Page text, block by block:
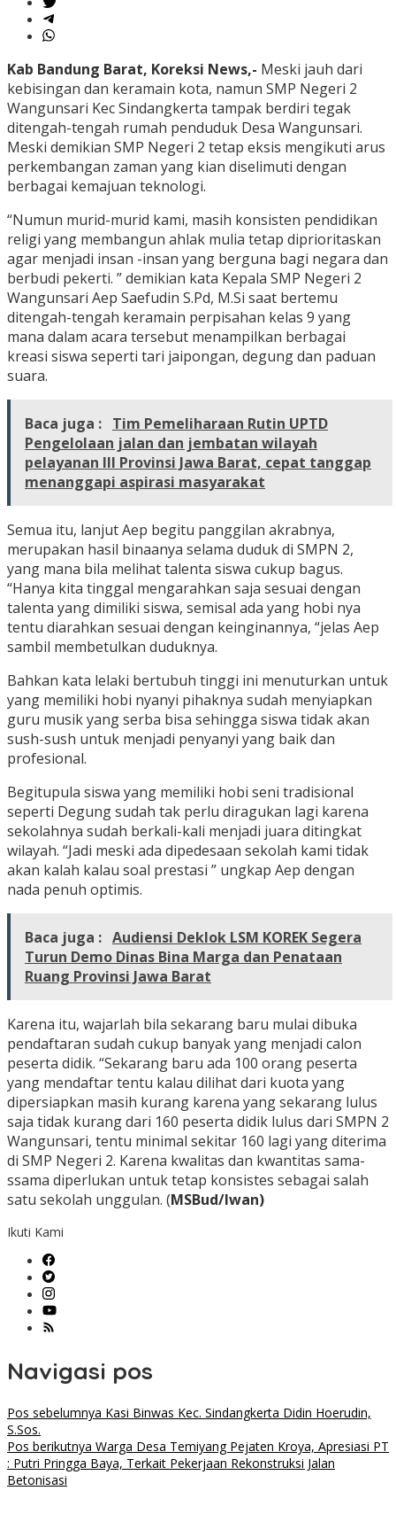
Kab Bandung Barat, Koreksi News,- Meski jauh dari
kebisingan dan keramain kota, namun SMP Negeri 2
Wangunsari Kec Sindangkerta tampak berdiri tegak
ditengah-tengah rumah penduduk Desa Wangunsari.
Meski demikian SMP Negeri 2 tetap eksis mengikuti arus
perkembangan zaman yang kian diselimuti dengan
berbagai kemajuan teknologi.
“Numun murid-murid kami, masih konsisten pendidikan
religi yang membangun ahlak mulia tetap diprioritaskan
agar menjadi insan -insan yang berguna bagi negara dan
berbudi pekerti. ” demikian kata Kepala SMP Negeri 2
Wangunsari Aep Saefudin S.Pd, M.Si saat bertemu
ditengah-tengah keramain perpisahan kelas 9 yang
mana dalam acara tersebut menampilkan berbagai
kreasi siswa seperti tari jaipongan, degung dan paduan
suara.
Baca juga : Tim Pemeliharaan Rutin UPTD
Pengelolaan jalan dan jembatan wilayah
pelayanan III Provinsi Jawa Barat, cepat tanggap
menanggapi aspirasi masyarakat
Semua itu, lanjut Aep begitu panggilan akrabnya,
merupakan hasil binaanya selama duduk di SMPN 2,
yang mana bila melihat talenta siswa cukup bagus.
“Hanya kita tinggal mengarahkan saja sesuai dengan
talenta yang dimiliki siswa, semisal ada yang hobi nya
tentu diarahkan sesuai dengan keinginannya, “jelas Aep
sambil membetulkan duduknya.
Bahkan kata lelaki bertubuh tinggi ini menuturkan untuk
yang memiliki hobi nyanyi pihaknya sudah menyiapkan
guru musik yang serba bisa sehingga siswa tidak akan
sush-sush untuk menjadi penyanyi yang baik dan
profesional.
Begitupula siswa yang memiliki hobi seni tradisional
seperti Degung sudah tak perlu diragukan lagi karena
sekolahnya sudah berkali-kali menjadi juara ditingkat
wilayah. “Jadi meski ada dipedesaan sekolah kami tidak
akan kalah kalau soal prestasi ” ungkap Aep dengan
nada penuh optimis.
Baca juga : Audiensi Deklok LSM KOREK Segera
Turun Demo Dinas Bina Marga dan Penataan
Ruang Provinsi Jawa Barat
Karena itu, wajarlah bila sekarang baru mulai dibuka
pendaftaran sudah cukup banyak yang menjadi calon
peserta didik. “Sekarang baru ada 100 orang peserta
yang mendaftar tentu kalau dilihat dari kuota yang
dipersiapkan masih kurang karena yang sekarang lulus
saja tidak kurang dari 160 peserta didik lulus dari SMPN 2
Wangunsari, tentu minimal sekitar 160 lagi yang diterima
di SMP Negeri 2. Karena kwalitas dan kwantitas sama-
ssama diperlukan untuk tetap konsistes sebagai salah
satu sekolah unggulan. (MSBud/Iwan)
Ikuti Kami
Navigasi pos
Pos sebelumnya Kasi Binwas Kec. Sindangkerta Didin Hoerudin,
S.Sos.
Pos berikutnya Warga Desa Temiyang Pejaten Kroya, Apresiasi PT
: Putri Pringga Baya, Terkait Pekerjaan Rekonstruksi Jalan
Betonisasi